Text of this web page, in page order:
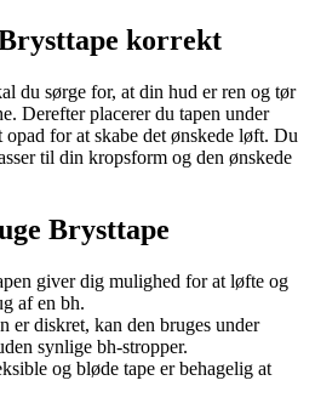
korrekt
du sørge for, at din hud er ren og tør
Derefter placerer du tapen under
for at skabe det ønskede løft. Du
til din kropsform og den ønskede
Brysttape
giver dig mulighed for at løfte og
af en bh.
er diskret, kan den bruges under
synlige bh-stropper.
og bløde tape er behagelig at